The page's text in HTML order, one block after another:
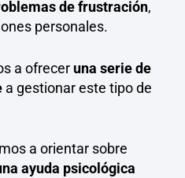
de frustración,
personales.
a ofrecer una serie de
a gestionar este tipo de
a orientar sobre
ayuda psicológica